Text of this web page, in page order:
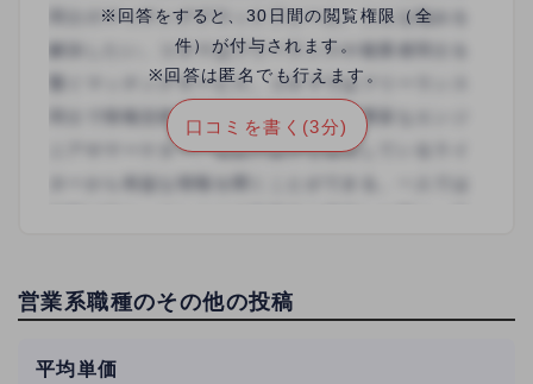
おり、各部署スペシャリストが集まっている感じで
した。 アポインターもしっかりと研修があり、すぐ
に相談のできる距離の近い指導係がいて、向上心の
ある方は着実に数字を伸ばしてました。 良くも悪く
も、気持ちの弱い方や、数字を伸ばせない方は、振
り落とされるような弱肉強食の会社でした。
※回答をすると、30日間の閲覧権限（全
件）が付与されます。
※回答は匿名でも行えます。
口コミを書く(3分)
営業系職種のその他の投稿
平均単価